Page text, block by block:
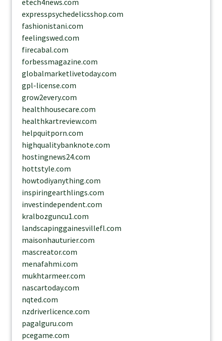
expresspsychedelicsshop.com
fashionistani.com
feelingswed.com
firecabal.com
forbessmagazine.com
globalmarketlivetoday.com
gpl-license.com
grow2every.com
healthhousecare.com
healthkartreview.com
helpquitporn.com
highqualitybanknote.com
hostingnews24.com
hottstyle.com
howtodiyanything.com
inspiringearthlings.com
investindependent.com
kralbozguncu1.com
landscapinggainesvillefl.com
maisonhauturier.com
mascreator.com
menafahmi.com
mukhtarmeer.com
nascartoday.com
nqted.com
nzdriverlicence.com
pagalguru.com
pcegame.com